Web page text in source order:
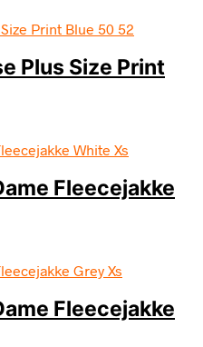
Plus Size Print
Fleecejakke
Fleecejakke